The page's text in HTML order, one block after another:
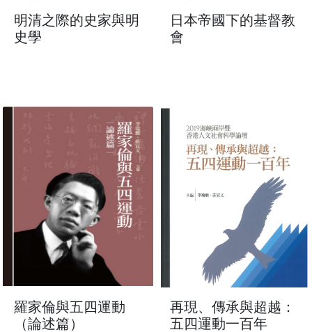
明清之際的史家與明
史學
日本帝國下的基督教
會
羅家倫與五四運動
（論述篇）
再現、傳承與超越：
五四運動一百年